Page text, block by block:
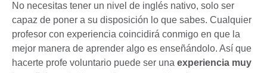
No necesitas tener un nivel de inglés nativo, solo ser
capaz de poner a su disposición lo que sabes. Cualquier
profesor con experiencia coincidirá conmigo en que la
mejor manera de aprender algo es enseñándolo. Así que
hacerte profe voluntario puede ser una experiencia muy